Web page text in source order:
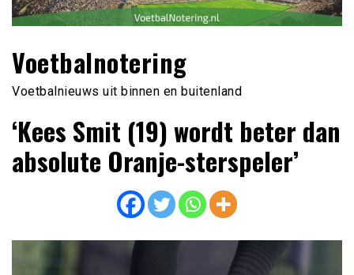
Voetbalnotering
Voetbalnieuws uit binnen en buitenland
‘Kees Smit (19) wordt beter dan
absolute Oranje-sterspeler’